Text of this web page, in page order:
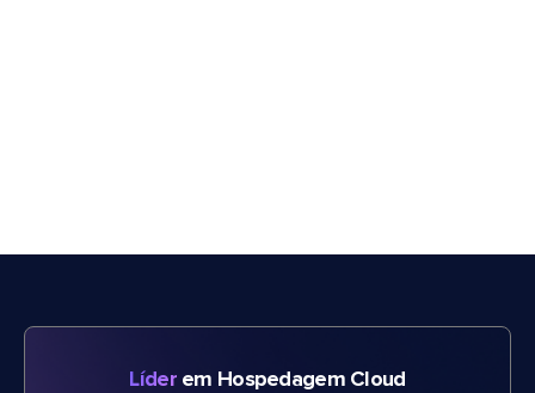
Líderem Hospedagem Cloud